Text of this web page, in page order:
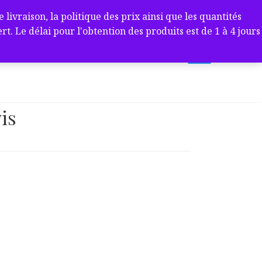
livraison, la politique des prix ainsi que les quantités
Le délai pour l'obtention des produits est de 1 à 4 jours